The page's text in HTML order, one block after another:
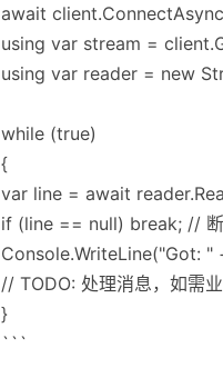
await
using var stream =
using var reader = new
while (true)
{
var line = await
if (line == null) break; //
Console.WriteLine("Got: "
// TODO: 处理消息，如需
}
```